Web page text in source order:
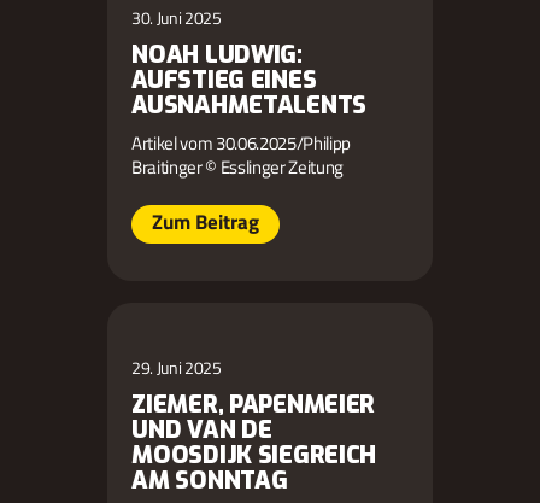
30. Juni 2025
NOAH LUDWIG:
AUFSTIEG EINES
AUSNAHMETALENTS
Artikel vom 30.06.2025/Philipp
Braitinger © Esslinger Zeitung
Zum Beitrag
29. Juni 2025
ZIEMER, PAPENMEIER
UND VAN DE
MOOSDIJK SIEGREICH
AM SONNTAG